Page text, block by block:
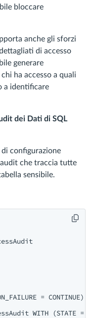
bloccare
anche gli sforzi
di accesso
generare
ha accesso a quali
a identificare
dei Dati di SQL
di configurazione
che traccia tutte
sensibile.
= CONTINUE)
WITH (STATE =